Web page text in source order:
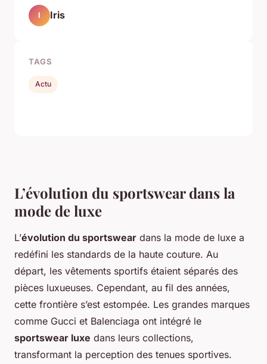
L’évolution du sportswear dans la
mode de luxe
L’évolution du sportswear dans la mode de luxe a
redéfini les standards de la haute couture. Au
départ, les vêtements sportifs étaient séparés des
pièces luxueuses. Cependant, au fil des années,
cette frontière s’est estompée. Les grandes marques
comme Gucci et Balenciaga ont intégré le
sportswear luxe dans leurs collections,
transformant la perception des tenues sportives.
I Iris
TAGS
Actu